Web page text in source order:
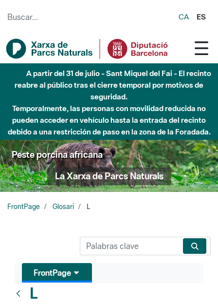
CA ES
A partir del 31 de julio - Sant Miquel del Fai - El recinto
reabre al público tras el cierre temporal por motivos de
seguridad.
Temporalmente, las personas con movilidad reducida no
pueden acceder en vehículo hasta la entrada del recinto
debido a una restricción de paso en la zona de la Foradada.
Peste porcina africana
La Xarxa de Parcs Naturals
FrontPage Glosari L
FrontPage
L